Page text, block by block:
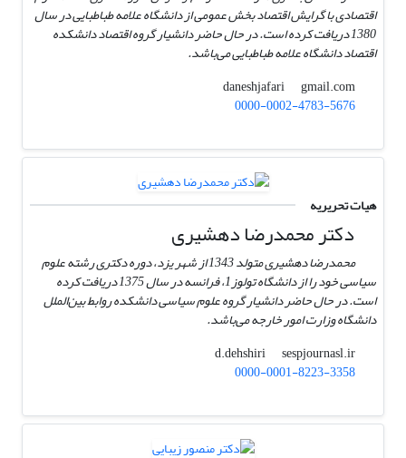
اقتصادی با گرایش اقتصاد بخش عمومی از دانشگاه علامه طباطبایی در سال
1380 دریافت کرده است. در حال حاضر دانشیار گروه اقتصاد دانشکده
اقتصاد دانشگاه علامه طباطبایی می‌باشد.
daneshjafari
gmail.com
0000-0002-4783-5676
هیات تحریریه
دکتر محمد‌رضا دهشیری
محمدرضا دهشیری متولد 1343 از شهر یزد، دوره دکتری رشته علوم
سیاسی خود را از دانشگاه تولوز1، فرانسه در سال 1375 دریافت کرده
است. در حال حاضر دانشیار گروه علوم سیاسی دانشکده روابط بین‌الملل
دانشگاه وزارت امور خارجه می‌باشد.
d.dehshiri
sespjournasl.ir
0000-0001-8223-3358